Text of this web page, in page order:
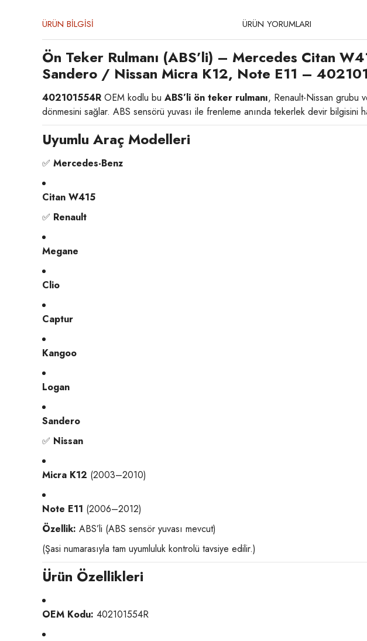
ÜRÜN BİLGİSİ ÜRÜN YORUMLARI
Ön Teker Rulmanı (ABS’li) – Mercedes Citan
Sandero / Nissan Micra K12, Note E11 –
402101554R OEM kodlu bu ABS’li ön teker rulmanı, Renault-Nissan grubu
dönmesini sağlar. ABS sensörü yuvası ile frenleme anında tekerlek devir bilgisini
Uyumlu Araç Modelleri
✅ Mercedes-Benz
Citan W415
✅ Renault
Megane
Clio
Captur
Kangoo
Logan
Sandero
✅ Nissan
Micra K12 (2003–2010)
Note E11 (2006–2012)
Özellik: ABS’li (ABS sensör yuvası mevcut)
(Şasi numarasıyla tam uyumluluk kontrolü tavsiye edilir.)
Ürün Özellikleri
OEM Kodu: 402101554R